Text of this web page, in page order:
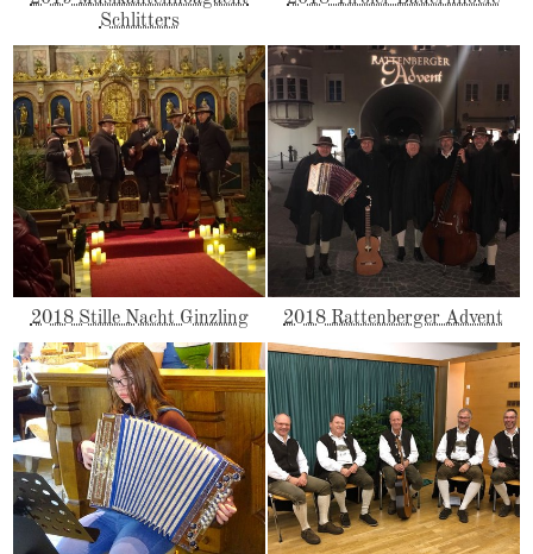
Schlitters
2018 Stille Nacht Ginzling 2018 Rattenberger Advent